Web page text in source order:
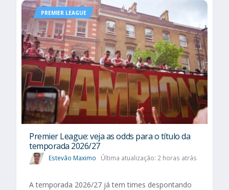
PREMIER LEAGUE
Premier League: veja as odds para o título da
temporada 2026/27
Estevão Maximo Última atualização: 2 horas atrás
A temporada 2026/27 já tem times despontando